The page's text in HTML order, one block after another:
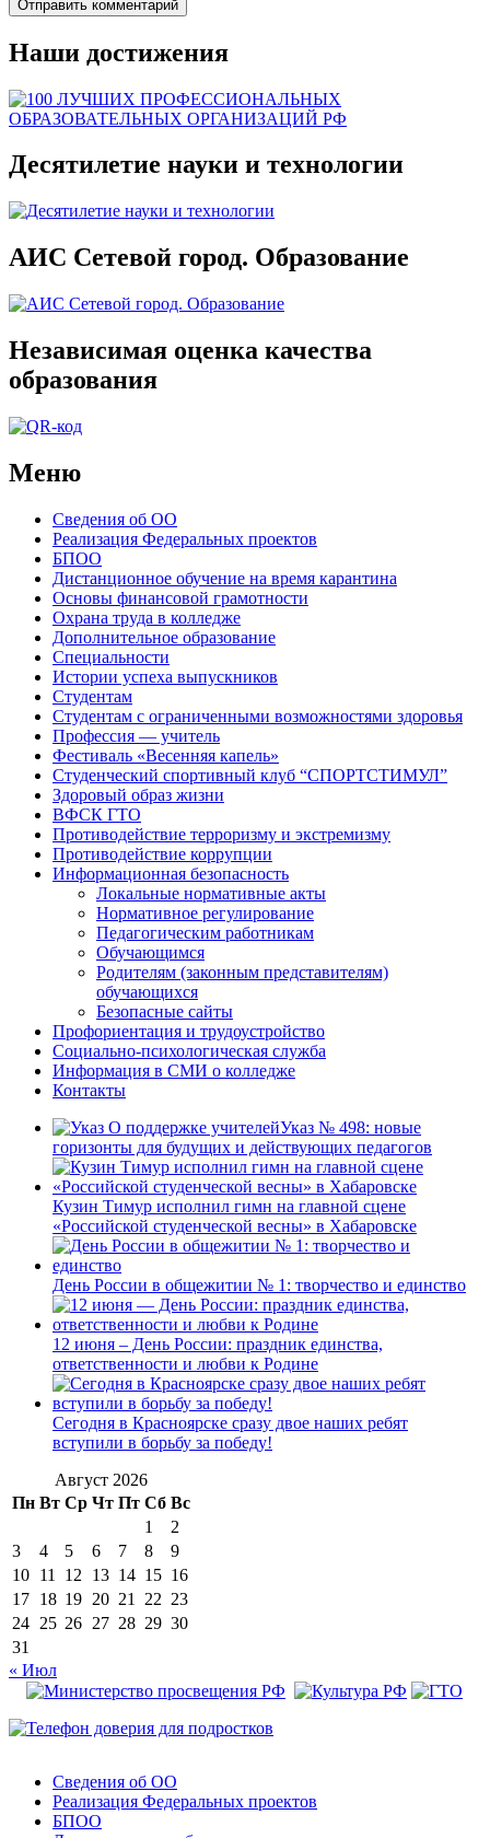
Наши достижения
Десятилетие науки и технологии
АИС Сетевой город. Образование
Независимая оценка качества
образования
Меню
Сведения об ОО
Реализация Федеральных проектов
БПОО
Дистанционное обучение на время карантина
Основы финансовой грамотности
Охрана труда в колледже
Дополнительное образование
Специальности
Истории успеха выпускников
Студентам
Студентам с ограниченными возможностями здоровья
Профессия — учитель
Фестиваль «Весенняя капель»
Студенческий спортивный клуб “СПОРТСТИМУЛ”
Здоровый образ жизни
ВФСК ГТО
Противодействие терроризму и экстремизму
Противодействие коррупции
Информационная безопасность
Локальные нормативные акты
Нормативное регулирование
Педагогическим работникам
Обучающимся
Родителям (законным представителям)
обучающихся
Безопасные сайты
Профориентация и трудоустройство
Социально-психологическая служба
Информация в СМИ о колледже
Контакты
Указ № 498: новые
горизонты для будущих и действующих педагогов
Кузин Тимур исполнил гимн на главной сцене
«Российской студенческой весны» в Хабаровске
День России в общежитии № 1: творчество и единство
12 июня – День России: праздник единства,
ответственности и любви к Родине
Сегодня в Красноярске сразу двое наших ребят
вступили в борьбу за победу!
Август 2026
Пн Вт Ср Чт Пт Сб Вс
1
2
3
4 5 6 7 8
9
10 11 12 13 14 15 16
17 18 19 20 21 22 23
24 25 26 27 28 29 30
31
« Июл
Сведения об ОО
Реализация Федеральных проектов
БПОО